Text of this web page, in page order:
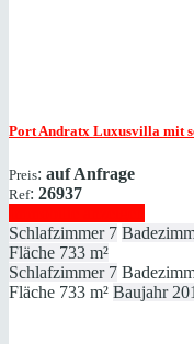
Port Andratx Luxusvilla mit
Preis: auf Anfrage
Ref: 26937
Schlafzimmer 7
Fläche 733 m²
Schlafzimmer 7
Fläche 733 m² Baujahr